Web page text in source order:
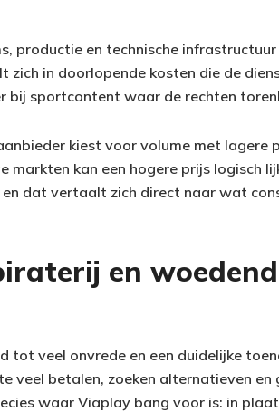
productie en technische
zich in doorlopende kosten die de
bij sportcontent waar de rechten
kiest voor volume met lagere
markten kan een hogere prijs logisch
dat vertaalt zich direct naar wat
en
tot veel onvrede en een duidelijke
veel betalen, zoeken alternatieven en
waar Viaplay bang voor is: in